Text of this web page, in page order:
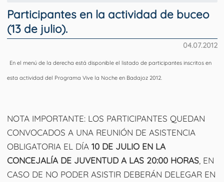
Participantes en la actividad de buceo
(13 de julio).
04.07.2012
En el menú de la derecha está disponible el listado de participantes inscritos en
esta actividad del Programa Vive la Noche en Badajoz 2012.
NOTA IMPORTANTE: LOS PARTICIPANTES QUEDAN
CONVOCADOS A UNA REUNIÓN DE ASISTENCIA
OBLIGATORIA EL DÍA 10 DE JULIO EN LA
CONCEJALÍA DE JUVENTUD A LAS 20:00 HORAS, EN
CASO DE NO PODER ASISTIR DEBERÁN DELEGAR EN